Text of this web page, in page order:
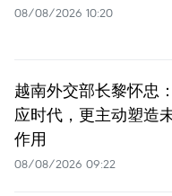
08/08/2026 10:20
越南外交部长黎怀忠
应时代，更主动塑造
作用
08/08/2026 09:22